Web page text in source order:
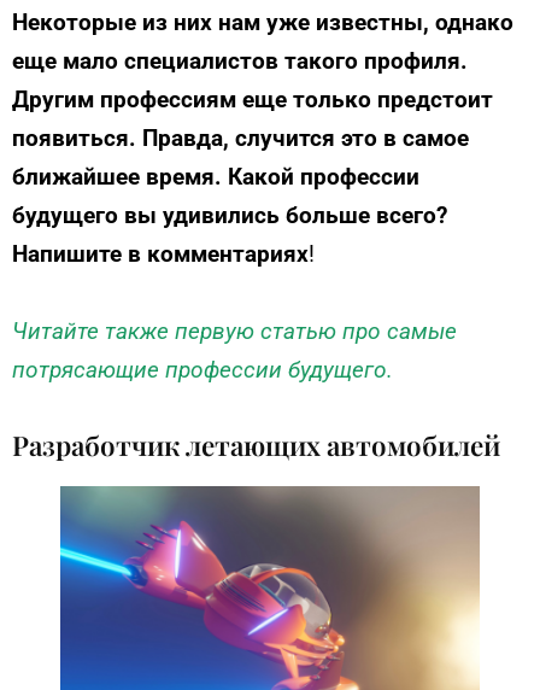
Некоторые из них нам уже известны, однако
еще мало специалистов такого профиля.
Другим профессиям еще только предстоит
появиться. Правда, случится это в самое
ближайшее время. Какой профессии
будущего вы удивились больше всего?
Напишите в комментариях!
Читайте также первую статью про самые
потрясающие профессии будущего.
Разработчик летающих автомобилей